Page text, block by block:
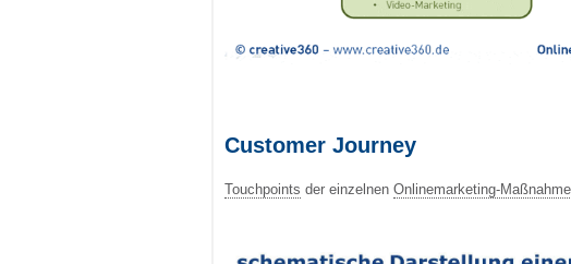
Customer Journey
Touchpoints der einzelnen Onlinemarketing-